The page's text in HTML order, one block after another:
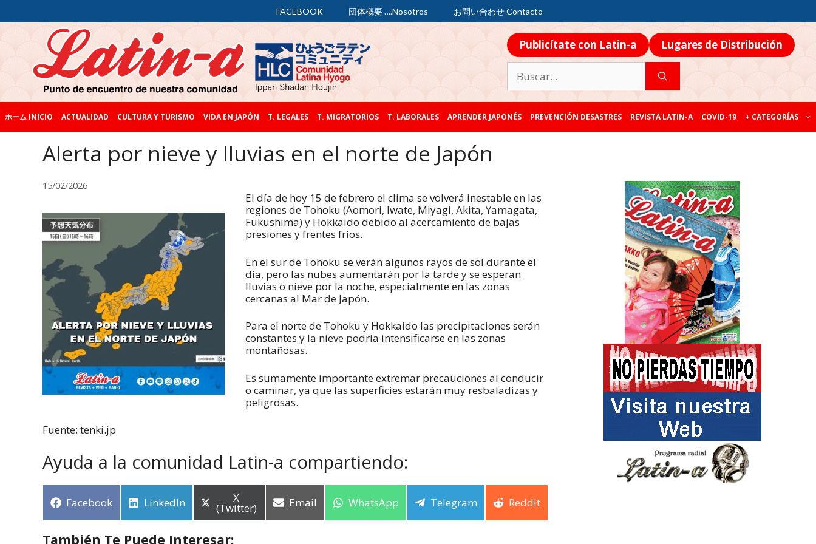
FACEBOOK 団体概要 ….Nosotros お問い合わせ Contacto
Publicítate con Latin-a Lugares de Distribución
ホーム INICIO ACTUALIDAD CULTURA Y TURISMO VIDA EN JAPÓN T. LEGALES T. MIGRATORIOS T. LABORALES APRENDER JAPONÉS PREVENCIÓN DESASTRES REVISTA LATIN-A COVID-19 + CATEGORÍAS
Alerta por nieve y lluvias en el norte de Japón
15/02/2026
El día de hoy 15 de febrero el clima se volverá inestable en las
regiones de Tohoku (Aomori, Iwate, Miyagi, Akita, Yamagata,
Fukushima) y Hokkaido debido al acercamiento de bajas
presiones y frentes fríos.
En el sur de Tohoku se verán algunos rayos de sol durante el
día, pero las nubes aumentarán por la tarde y se esperan
lluvias o nieve por la noche, especialmente en las zonas
cercanas al Mar de Japón.
Para el norte de Tohoku y Hokkaido las precipitaciones serán
constantes y la nieve podría intensificarse en las zonas
montañosas.
Es sumamente importante extremar precauciones al conducir
o caminar, ya que las superficies estarán muy resbaladizas y
peligrosas.
Fuente: tenki.jp
Ayuda a la comunidad Latin-a compartiendo:
Facebook LinkedIn X
(Twitter) Email WhatsApp Telegram Reddit
También Te Puede Interesar: